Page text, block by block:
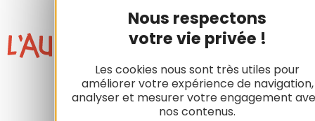
Nous respectons
votre vie privée !
Les cookies nous sont très utiles pour
améliorer votre expérience de navigation,
analyser et mesurer votre engagement
nos contenus.